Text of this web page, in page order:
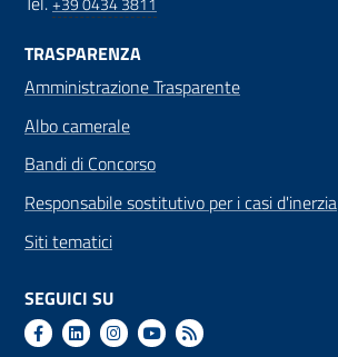
TRASPARENZA
Amministrazione Trasparente
Albo camerale
Bandi di Concorso
Responsabile sostitutivo per i casi d'inerzia
Siti tematici
SEGUICI SU